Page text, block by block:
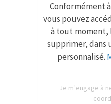
Conformément
vous pouvez
à tout moment,
supprimer, dans
personnalisé.
Je m'engage à